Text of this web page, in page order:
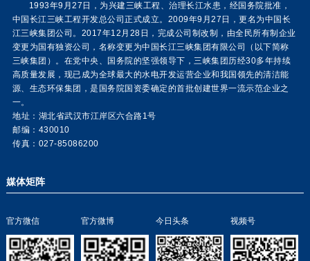
1993年9月27日，为兴建三峡工程、治理长江水患，经国务院批准，
中国长江三峡工程开发总公司正式成立。2009年9月27日，更名为中国长
江三峡集团公司。2017年12月28日，完成公司制改制，由全民所有制企业
变更为国有独资公司，名称变更为中国长江三峡集团有限公司（以下简称
三峡集团）。在党中央、国务院的坚强领导下，三峡集团历经30多年持续
高质量发展，现已成为全球最大的水电开发运营企业和我国领先的清洁能
源、生态环保集团，是国务院国资委确定的首批创建世界一流示范企业之
一。
地址：湖北省武汉市江岸区六合路1号
邮编：430010
传真：027-85086200
媒体矩阵
官方微信 官方微博 今日头条 视频号